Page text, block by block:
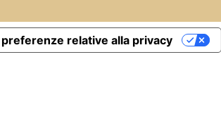
relative alla privacy